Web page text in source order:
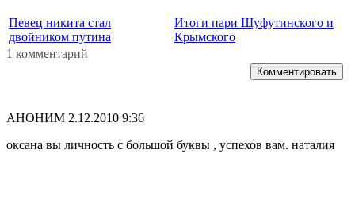
Певец никита стал
двойником путина
Итоги пари Шуфутинского и
Крымского
1 комментарий
Комментировать
АНОНИМ 2.12.2010 9:36
оксана вы личность с большой буквы , успехов вам. наталия